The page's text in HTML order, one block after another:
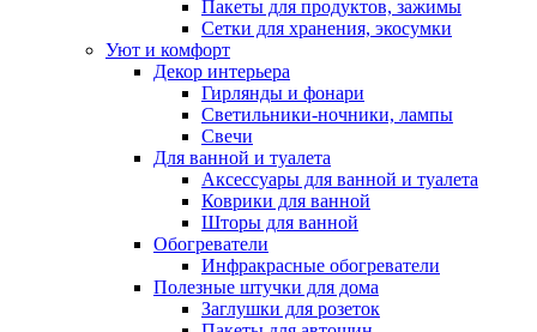
Пакеты для продуктов, зажимы
Сетки для хранения, экосумки
Уют и комфорт
Декор интерьера
Гирлянды и фонари
Светильники-ночники, лампы
Свечи
Для ванной и туалета
Аксессуары для ванной и туалета
Коврики для ванной
Шторы для ванной
Обогреватели
Инфракрасные обогреватели
Полезные штучки для дома
Заглушки для розеток